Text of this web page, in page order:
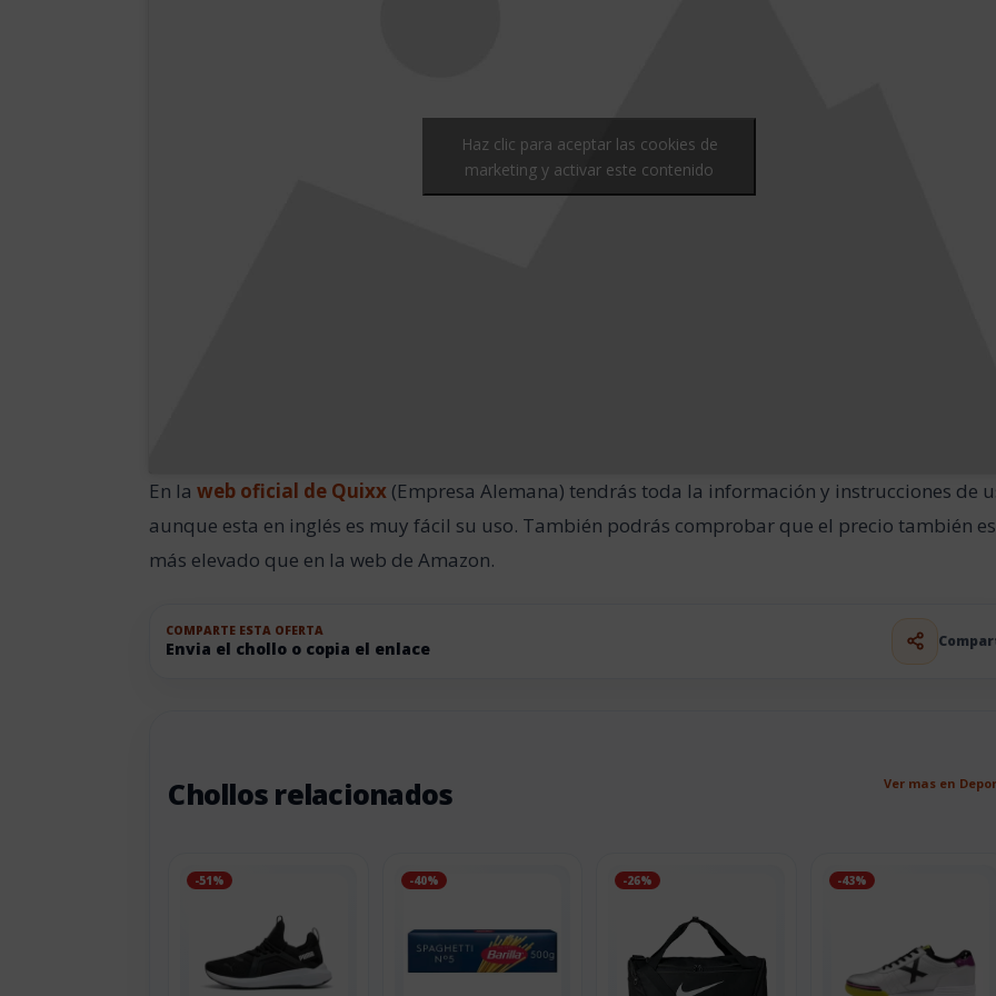
Haz clic para aceptar las cookies de
marketing y activar este contenido
En la web oficial de Quixx (Empresa Alemana) tendrás toda la información y instrucciones de
aunque esta en inglés es muy fácil su uso. También podrás comprobar que el precio también es
más elevado que en la web de Amazon.
COMPARTE ESTA OFERTA
Envia el chollo o copia el enlace
Chollos relacionados Ver mas en
-51% -40% -26% -43%